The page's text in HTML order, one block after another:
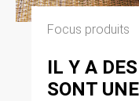
Focus produits
IL Y A
SONT